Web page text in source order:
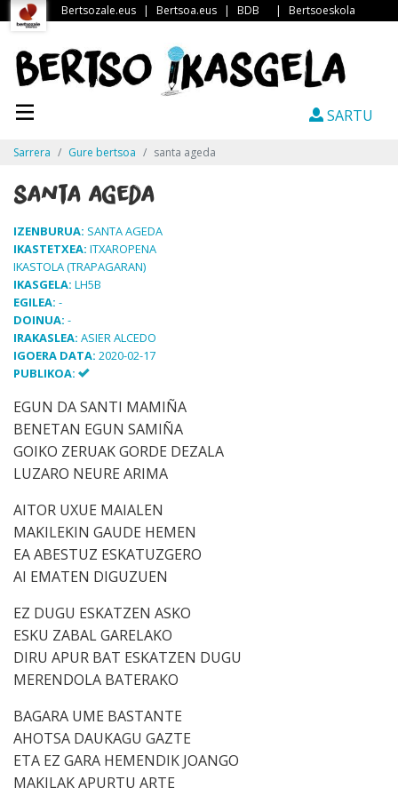
Bertsozale.eus | Bertsoa.eus | BDB | Bertsoeskola
SARTU
Sarrera Gure bertsoa santa ageda
santa ageda
IZENBURUA: SANTA AGEDA
IKASTETXEA: ITXAROPENA
IKASTOLA (TRAPAGARAN)
IKASGELA: LH5B
EGILEA: -
DOINUA: -
IRAKASLEA: ASIER ALCEDO
IGOERA DATA: 2020-02-17
PUBLIKOA:
EGUN DA SANTI MAMIÑA
BENETAN EGUN SAMIÑA
GOIKO ZERUAK GORDE DEZALA
LUZARO NEURE ARIMA
AITOR UXUE MAIALEN
MAKILEKIN GAUDE HEMEN
EA ABESTUZ ESKATUZGERO
AI EMATEN DIGUZUEN
EZ DUGU ESKATZEN ASKO
ESKU ZABAL GARELAKO
DIRU APUR BAT ESKATZEN DUGU
MERENDOLA BATERAKO
BAGARA UME BASTANTE
AHOTSA DAUKAGU GAZTE
ETA EZ GARA HEMENDIK JOANGO
MAKILAK APURTU ARTE